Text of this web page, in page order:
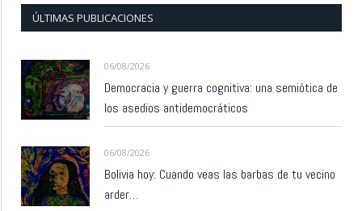
ÚLTIMAS PUBLICACIONES
06/08/2026
Democracia y guerra cognitiva: una semiótica de
los asedios antidemocráticos
06/08/2026
Bolivia hoy: Cuando veas las barbas de tu vecino
arder…